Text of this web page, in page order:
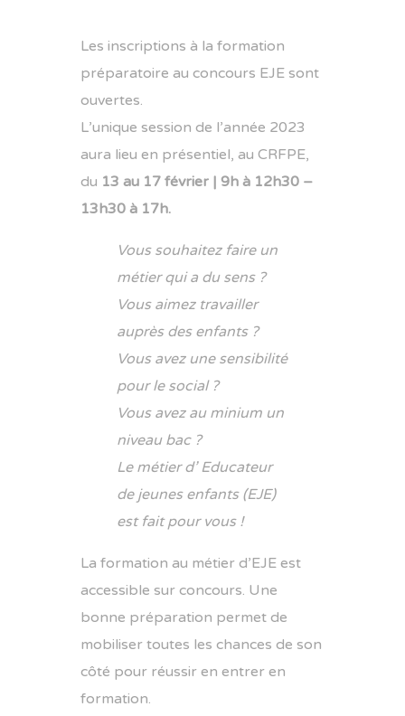
Les inscriptions à la formation
préparatoire au concours EJE sont
ouvertes.
L’unique session de l’année 2023
aura lieu en présentiel, au CRFPE,
du 13 au 17 février | 9h à 12h30 –
13h30 à 17h.
Vous souhaitez faire un
métier qui a du sens ?
Vous aimez travailler
auprès des enfants ?
Vous avez une sensibilité
pour le social ?
Vous avez au minium un
niveau bac ?
Le métier d’ Educateur
de jeunes enfants (EJE)
est fait pour vous !
La formation au métier d’EJE est
accessible sur concours. Une
bonne préparation permet de
mobiliser toutes les chances de son
côté pour réussir en entrer en
formation.